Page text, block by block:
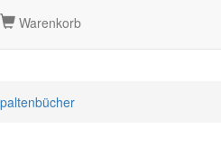
Warenkorb